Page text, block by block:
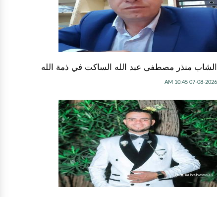
الشاب منذر مصطفى عبد الله الساكت في ذمة الله
07-08-2026 10:45 AM